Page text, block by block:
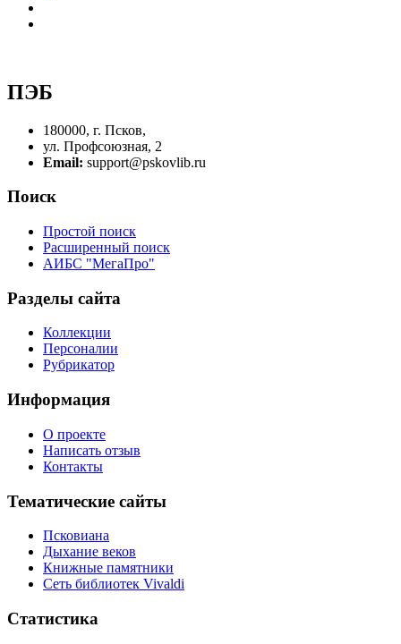
ПЭБ
180000, г. Псков,
ул. Профсоюзная, 2
Email: support@pskovlib.ru
Поиск
Простой поиск
Расширенный поиск
АИБС "МегаПро"
Разделы сайта
Коллекции
Персоналии
Рубрикатор
Информация
О проекте
Написать отзыв
Контакты
Тематические сайты
Псковиана
Дыхание веков
Книжные памятники
Сеть библиотек Vivaldi
Статистика